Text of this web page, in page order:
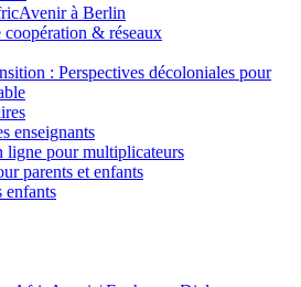
à Berlin
coopération & réseaux
: Perspectives décoloniales pour
enseignants
ligne pour multiplicateurs
parents et enfants
enfants